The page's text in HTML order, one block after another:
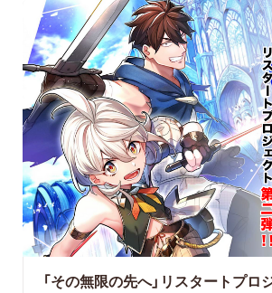
「その無限の先へ」リスタートプロ